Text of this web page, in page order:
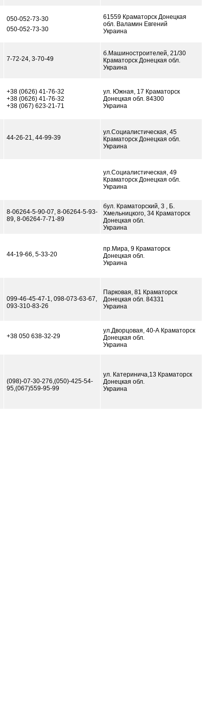
050-052-73-30
050-052-73-30
61559 Краматорск Донецкая
обл. Валамин Евгений
Украина
7-72-24, 3-70-49
б.Машиностроителей, 21/30
Краматорск Донецкая обл.
Украина
+38 (0626) 41-76-32
+38 (0626) 41-76-32
+38 (067) 623-21-71
ул. Южная, 17 Краматорск
Донецкая обл. 84300
Украина
44-26-21, 44-99-39
ул.Социалистическая, 45
Краматорск Донецкая обл.
Украина
ул.Социалистическая, 49
Краматорск Донецкая обл.
Украина
8-06264-5-90-07, 8-06264-5-93-
89, 8-06264-7-71-89
бул. Краматорский, 3 , Б.
Хмельницкого, 34 Краматорск
Донецкая обл.
Украина
44-19-66, 5-33-20
пр.Мира, 9 Краматорск
Донецкая обл.
Украина
099-46-45-47-1, 098-073-63-67,
093-310-83-26
Парковая, 81 Краматорск
Донецкая обл. 84331
Украина
+38 050 638-32-29
ул.Дворцовая, 40-А Краматорск
Донецкая обл.
Украина
(098)-07-30-276,(050)-425-54-
95,(067)559-95-99
ул. Катеринича,13 Краматорск
Донецкая обл.
Украина